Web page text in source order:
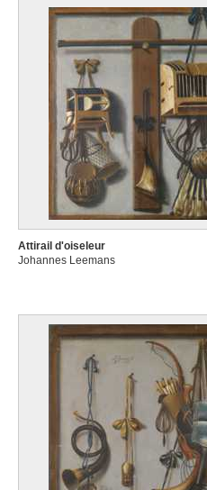
Attirail d'oiseleur
Johannes Leemans